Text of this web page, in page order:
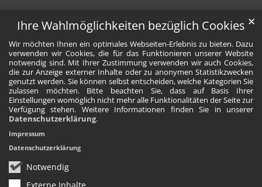
Ihre Wahlmöglichkeiten bezüglich Cookies
Wir möchten Ihnen ein optimales Webseiten-Erlebnis zu bieten. Dazu
verwenden wir Cookies, die für das Funktionieren unserer Website
notwendig sind. Mit Ihrer Zustimmung verwenden wir auch Cookies,
die zur Anzeige externer Inhalte oder zu anonymen Statistikzwecken
genutzt werden. Sie können selbst entscheiden, welche Kategorien Sie
zulassen möchten. Bitte beachten Sie, dass auf Basis Ihrer
Einstellungen womöglich nicht mehr alle Funktionalitäten der Seite zur
Verfügung stehen. Weitere Informationen finden Sie in unserer
Datenschutzerklärung.
Notwendig
Externe Inhalte
✕
Impressum
Datenschutzerklärung